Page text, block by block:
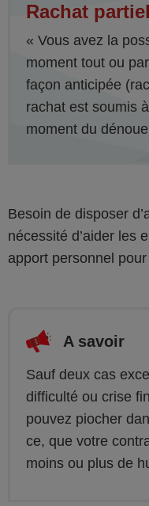
Rachat
« Vous avez la
moment tout ou
façon anticipée
rachat est soumis
moment du
Besoin de disposer
nécessité d’aider les
apport personnel
A savoir
Sauf deux cas
difficulté ou crise
pouvez piocher
ce, que votre
moins ou plus de